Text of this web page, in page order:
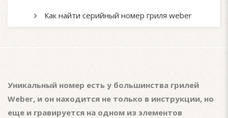
Как найти серийный номер гриля weber
Уникальный номер есть у большинства грилей
Weber, и он находится не только в инструкции, но
еще и гравируется на одном из элементов